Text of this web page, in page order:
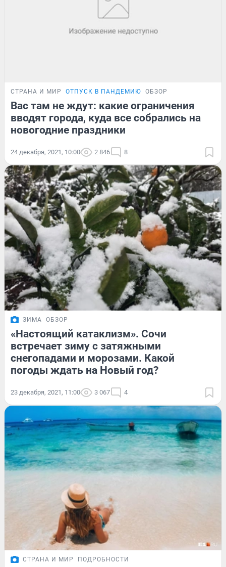
СТРАНА И МИР ОТПУСК В ПАНДЕМИЮ ОБЗОР
Вас там не ждут: какие ограничения
вводят города, куда все собрались на
новогодние праздники
24 декабря, 2021, 10:00 2 846 8
ЗИМА ОБЗОР
«Настоящий катаклизм». Сочи
встречает зиму с затяжными
снегопадами и морозами. Какой
погоды ждать на Новый год?
23 декабря, 2021, 11:00 3 067 4
СТРАНА И МИР ПОДРОБНОСТИ